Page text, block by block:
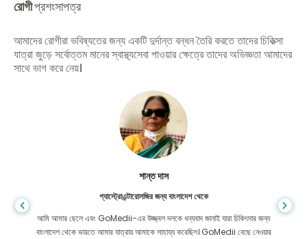
রোগীপ্রশংসাপত্র
আমাদের রোগীরা ভবিষ্যতের জন্য একটি দুর্দান্ত বন্ধন তৈরি করতে তাদের চিকিত্সা
যাত্রা জুড়ে সর্বোত্তম মানের স্বাস্থ্যসেবা পাওয়ার ক্ষেত্রে তাদের অভিজ্ঞতা আমাদের
সাথে ভাগ করে নেয়।
শান্ত দাস
গ্যাস্ট্রোএন্টারোলজির জন্য বাংলাদেশ থেকে
আমি আমার ছেলে এবং GoMedii-এর উজ্জ্বল দলকে ধন্যবাদ জানাই যারা চিকিৎসার জন্য
বাংলাদেশ থেকে ভারতে আমার যাত্রায় আমাকে সাহায্য করেছিল। GoMedii বেছে নেওয়ার